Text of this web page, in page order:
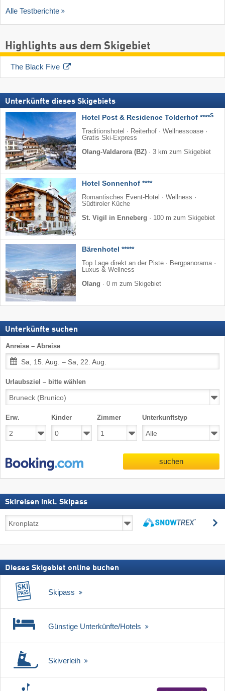
Alle Testberichte
Highlights aus dem Skigebiet
The Black Five
Unterkünfte dieses Skigebiets
Hotel Post & Residence Tolderhof ****S
Traditionshotel · Reiterhof · Wellnessoase ·
Gratis Ski-Express
Olang-Valdarora (BZ) · 3 km zum Skigebiet
Hotel Sonnenhof ****
Romantisches Event-Hotel · Wellness ·
Südtiroler Küche
St. Vigil in Enneberg · 100 m zum Skigebiet
Bärenhotel *****
Top Lage direkt an der Piste · Bergpanorama ·
Luxus & Wellness
Olang · 0 m zum Skigebiet
Unterkünfte suchen
Anreise – Abreise
Sa, 15. Aug. – Sa, 22. Aug.
Urlaubsziel – bitte wählen
Erw. Kinder Zimmer Unterkunftstyp
suchen
Skireisen inkl. Skipass
inkl.
Dieses Skigebiet online buchen
Skipass
Günstige Unterkünfte/Hotels
Skiverleih